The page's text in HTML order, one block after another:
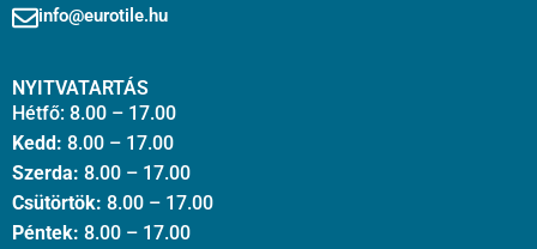
info@eurotile.hu
NYITVATARTÁS
Hétfő: 8.00 – 17.00
Kedd: 8.00 – 17.00
Szerda: 8.00 – 17.00
Csütörtök: 8.00 – 17.00
Péntek: 8.00 – 17.00